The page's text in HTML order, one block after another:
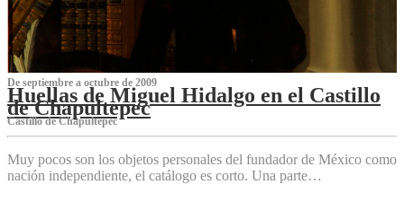
De septiembre a octubre de 2009
Huellas de Miguel Hidalgo en el Castillo
de Chapultepec
Castillo de Chapultepec
Muy pocos son los objetos personales del fundador de México como
nación independiente, el catálogo es corto. Una parte…